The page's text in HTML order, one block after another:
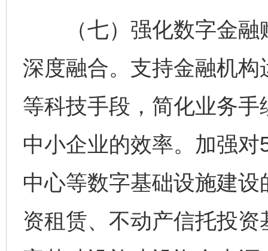
（七）强化数字金融
深度融合。支持金融机
等科技手段，简化业务
中小企业的效率。加强
中心等数字基础设施建
资租赁、不动产信托投